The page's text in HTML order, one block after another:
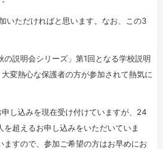
いただければと思います。なお、この3
説明会シリーズ」第1回となる学校説明
変熱心な保護者の方が参加されて熱気に
申し込みを現在受け付けていますが、24
超えるお申し込みをいただいていま
すので、参加ご希望の方はお早めにお